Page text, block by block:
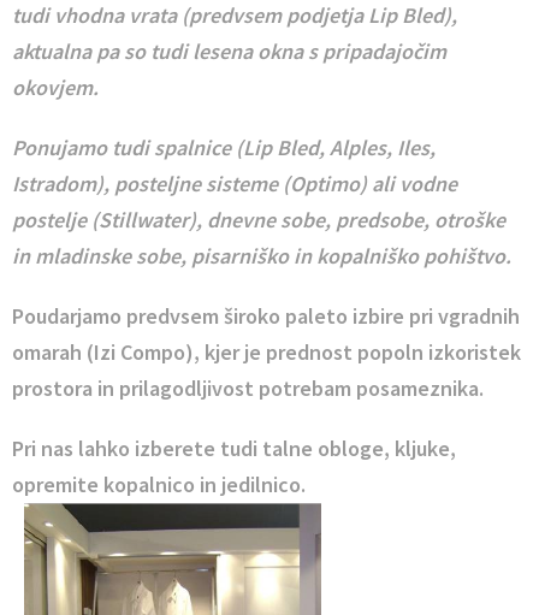
tudi vhodna vrata (predvsem podjetja Lip Bled),
aktualna pa so tudi lesena okna s pripadajočim
okovjem.
Ponujamo tudi spalnice (Lip Bled, Alples, Iles,
Istradom), posteljne sisteme (Optimo) ali vodne
postelje (Stillwater), dnevne sobe, predsobe, otroške
in mladinske sobe, pisarniško in kopalniško pohištvo.
Poudarjamo predvsem široko paleto izbire pri vgradnih
omarah (Izi Compo), kjer je prednost popoln izkoristek
prostora in prilagodljivost potrebam posameznika.
Pri nas lahko izberete tudi talne obloge, kljuke,
opremite kopalnico in jedilnico.